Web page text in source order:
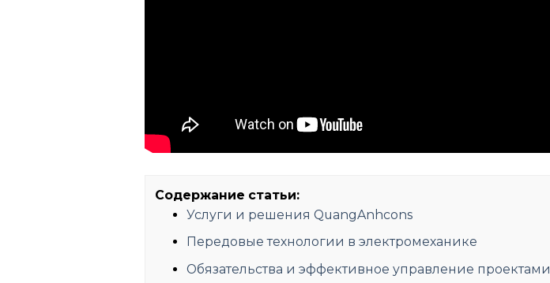
Содержание статьи:
Услуги и решения QuangAnhcons
Передовые технологии в электромеханике
Обязательства и эффективное управление проектами